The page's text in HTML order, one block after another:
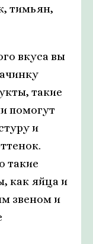
тимьян,
вкуса вы
такие
помогут
и
такие
как яйца и
звеном и